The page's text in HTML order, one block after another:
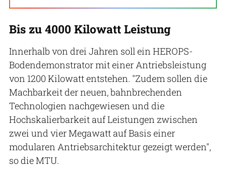
Bis zu 4000 Kilowatt Leistung
Innerhalb von drei Jahren soll ein HEROPS-
Bodendemonstrator mit einer Antriebsleistung
von 1200 Kilowatt entstehen. "Zudem sollen die
Machbarkeit der neuen, bahnbrechenden
Technologien nachgewiesen und die
Hochskalierbarkeit auf Leistungen zwischen
zwei und vier Megawatt auf Basis einer
modularen Antriebsarchitektur gezeigt werden",
so die MTU.